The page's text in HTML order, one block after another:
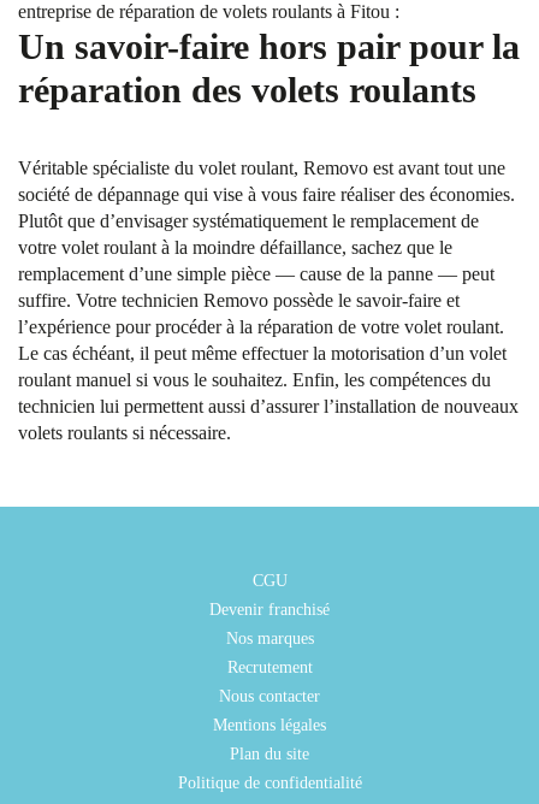
entreprise de réparation de volets roulants à Fitou :
Un savoir-faire hors pair pour la
réparation des volets roulants
Véritable spécialiste du volet roulant, Removo est avant tout une
société de dépannage qui vise à vous faire réaliser des économies.
Plutôt que d’envisager systématiquement le remplacement de
votre volet roulant à la moindre défaillance, sachez que le
remplacement d’une simple pièce — cause de la panne — peut
suffire. Votre technicien Removo possède le savoir-faire et
l’expérience pour procéder à la réparation de votre volet roulant.
Le cas échéant, il peut même effectuer la motorisation d’un volet
roulant manuel si vous le souhaitez. Enfin, les compétences du
technicien lui permettent aussi d’assurer l’installation de nouveaux
volets roulants si nécessaire.
CGU
Devenir franchisé
Nos marques
Recrutement
Nous contacter
Mentions légales
Plan du site
Politique de confidentialité